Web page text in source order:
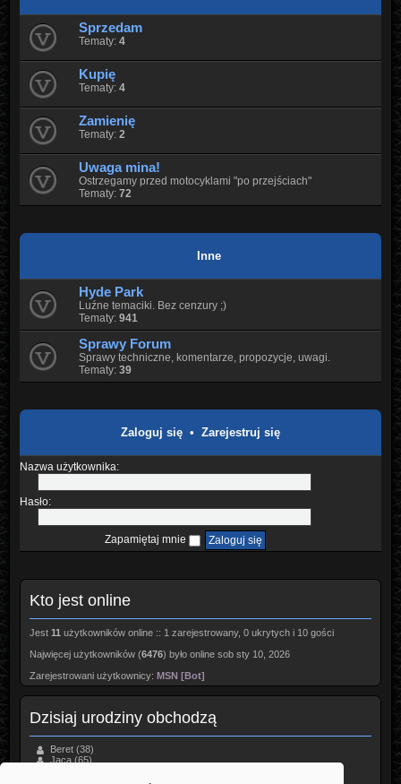
Sprzedam
Tematy: 4
Kupię
Tematy: 4
Zamienię
Tematy: 2
Uwaga mina!
Ostrzegamy przed motocyklami "po przejściach"
Tematy: 72
Inne
Hyde Park
Luźne temaciki. Bez cenzury ;)
Tematy: 941
Sprawy Forum
Sprawy techniczne, komentarze, propozycje, uwagi.
Tematy: 39
Zaloguj się• Zarejestruj się
Nazwa użytkownika:
Hasło:
Zapamiętaj mnie
Kto jest online
Jest 11 użytkowników online :: 1 zarejestrowany, 0 ukrytych i 10 gości
Najwięcej użytkowników (6476) było online sob sty 10, 2026
Zarejestrowani użytkownicy: MSN [Bot]
Dzisiaj urodziny obchodzą
Beret (38)
Jaca(65)